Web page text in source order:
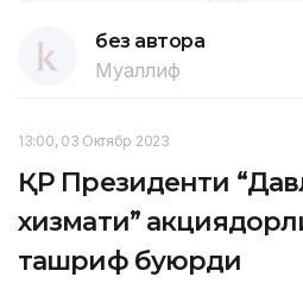
без автора
Муаллиф
13:00, 03 Октябр 2023
ҚР Президенти
хизмати”
ташриф буюрди